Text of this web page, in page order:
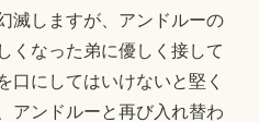
滅しますが、アンドルーの
くなった弟に優しく接して
口にしてはいけないと堅く
アンドルーと再び入れ替わ